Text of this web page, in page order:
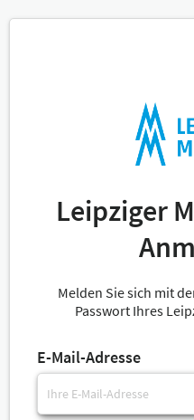
Leipziger
Melden Sie sich mit
Passwort Ihres
E-Mail-Adresse